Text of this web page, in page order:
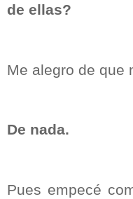
de ellas?
Me alegro de que
De nada.
Pues empecé